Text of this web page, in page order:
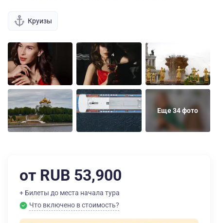
Круизы
Еще 34 фото
от RUB 53,900
+ Билеты до места начала тура
Что включено в стоимость?